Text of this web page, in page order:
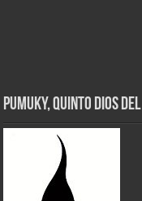
Pumuky, Quinto Dios